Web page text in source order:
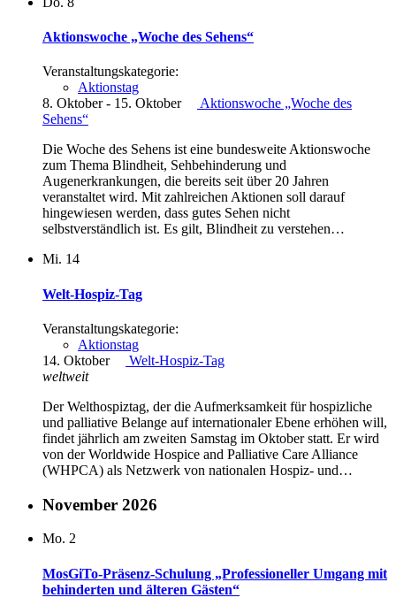
Aktionswoche „Woche des Sehens“
Veranstaltungskategorie:
Aktionstag
8. Oktober- 15. Oktober
Aktionswoche „Woche des
Sehens“
Die Woche des Sehens ist eine bundesweite Aktionswoche
zum Thema Blindheit, Sehbehinderung und
Augenerkrankungen, die bereits seit über 20 Jahren
veranstaltet wird. Mit zahlreichen Aktionen soll darauf
hingewiesen werden, dass gutes Sehen nicht
selbstverständlich ist. Es gilt, Blindheit zu verstehen…
Mi. 14
Welt-Hospiz-Tag
Veranstaltungskategorie:
Aktionstag
14. Oktober
Welt-Hospiz-Tag
weltweit
Der Welthospiztag, der die Aufmerksamkeit für hospizliche
und palliative Belange auf internationaler Ebene erhöhen will,
findet jährlich am zweiten Samstag im Oktober statt. Er wird
von der Worldwide Hospice and Palliative Care Alliance
(WHPCA) als Netzwerk von nationalen Hospiz- und…
November 2026
Mo. 2
MosGiTo-Präsenz-Schulung „Professioneller Umgang mit
behinderten und älteren Gästen“